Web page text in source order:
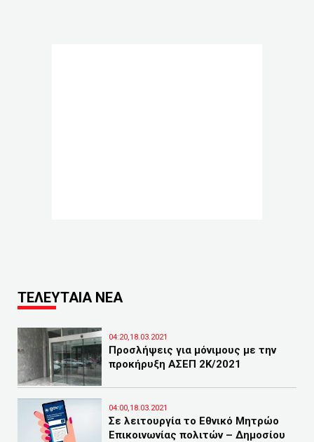
ΤΕΛΕΥΤΑΙΑ ΝΕΑ
04:20,18.03.2021
Προσλήψεις για μόνιμους με την
προκήρυξη ΑΣΕΠ 2Κ/2021
04:00,18.03.2021
Σε λειτουργία το Εθνικό Μητρώο
Επικοινωνίας πολιτών – Δημοσίου